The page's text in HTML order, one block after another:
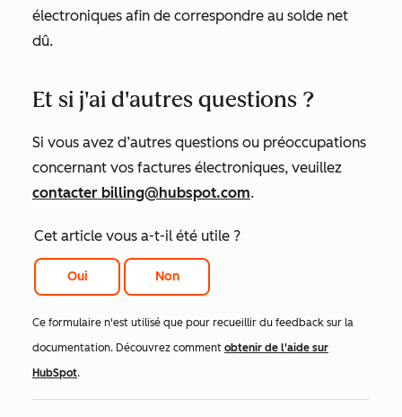
électroniques afin de correspondre au solde net
dû.
Et si j'ai d'autres questions ?
Si vous avez d’autres questions ou préoccupations
concernant vos factures électroniques, veuillez
contacter billing@hubspot.com.
Cet article vous a-t-il été utile ?
Oui Non
Ce formulaire n'est utilisé que pour recueillir du feedback sur la
documentation. Découvrez comment obtenir de l'aide sur
HubSpot.